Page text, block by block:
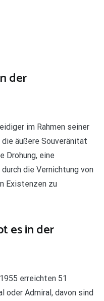
der
im Rahmen seiner
äußere Souveränität
Drohung, eine
die Vernichtung von
Existenzen zu
es in der
erreichten 51
oder Admiral, davon sind